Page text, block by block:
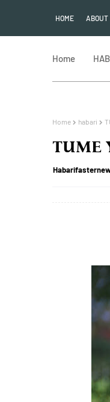
HOME ABOUT
Home
Home habari
TUME